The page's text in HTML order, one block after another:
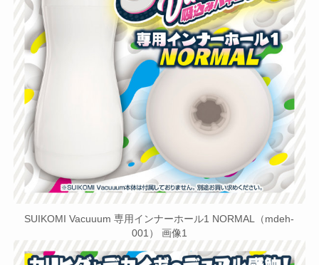
SUIKOMI Vacuuum 専用インナーホール1 NORMAL（mdeh-
001） 画像1